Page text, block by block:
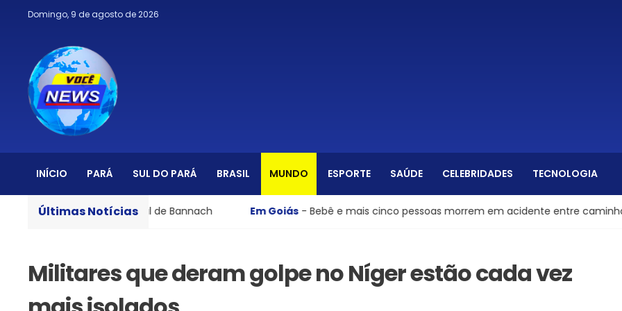
Domingo, 9 de agosto de 2026
INÍCIO PARÁ SUL DO PARÁ BRASIL MUNDO ESPORTE SAÚDE CELEBRIDADES TECNOLOGIA
Últimas Notícias
crack na zona rural de Bannach Em Goiás- Bebê e mais cinco pessoas morrem em acidente entre caminhão,
Militares que deram golpe no Níger estão cada vez